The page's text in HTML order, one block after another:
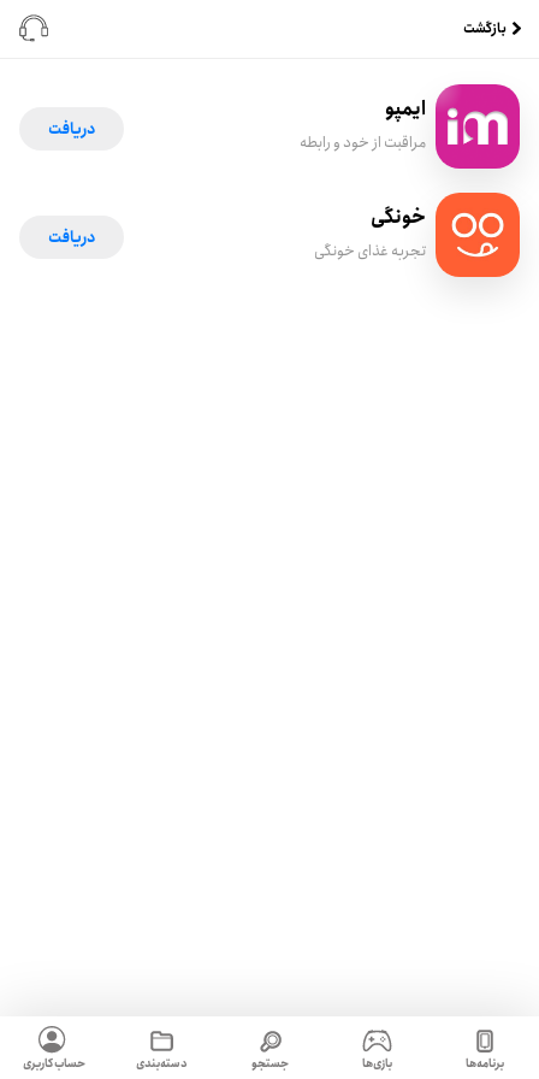
بازگشت
ایمپو
مراقبت از خود و رابطه
دریافت
خونگی
تجربه غذای خونگی
دریافت
برنامه‌ها بازی‌ها جستجو دسته‌بندی حساب کاربری